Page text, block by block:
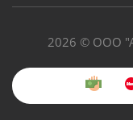
2026 © ООО